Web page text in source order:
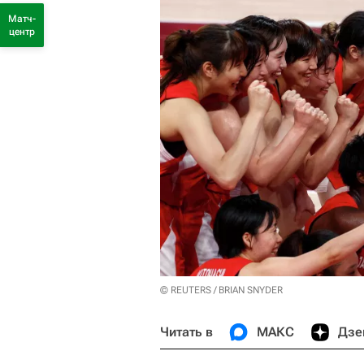
© REUTERS / BRIAN SNYDER
Читать в МАКС
Матч-
центр